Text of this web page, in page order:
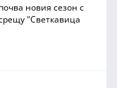
новия сезон с
"Светкавица